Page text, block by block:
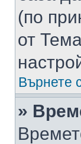
(по
от
Върнете
»